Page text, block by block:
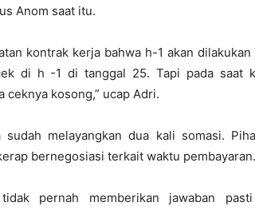
Anom saat itu.
kontrak kerja bahwa h-1 akan
di h -1 di tanggal 25. Tapi pada saat
ceknya kosong,” ucap Adri.
sudah melayangkan dua kali somasi.
bernegosiasi terkait waktu pembayaran.
pernah memberikan jawaban